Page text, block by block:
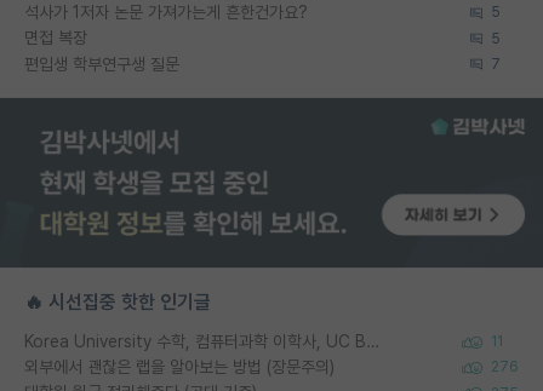
석사가 1저자 논문 가져가는게 흔한건가요? 5
면접 복장 5
편입생 학부연구생 질문 7
🔥 시선집중 핫한 인기글
Korea University 수학, 컴퓨터과학 이학사, UC Berkeley 산업공학 대학원 공학박사가 되는 것은 쉽지 않겠죠? 11
외부에서 괜찮은 랩을 알아보는 방법 (장문주의) 276